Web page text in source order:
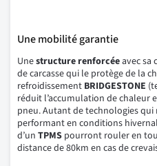
Une mobilité garantie
Unestructure renforcéeavec sa
de carcasse qui le protège de la
refroidissement BRIDGESTONE
réduit l’accumulation de chaleur
pneu. Autant de technologies
performant en conditions
d’un TPMS pourront rouler en
distance de 80km en cas de